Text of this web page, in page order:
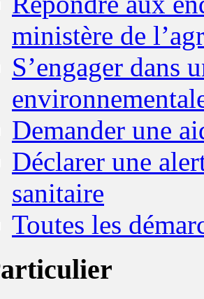
ministère de
S’engager dans
Demander une
Déclarer une
sanitaire
Toutes les